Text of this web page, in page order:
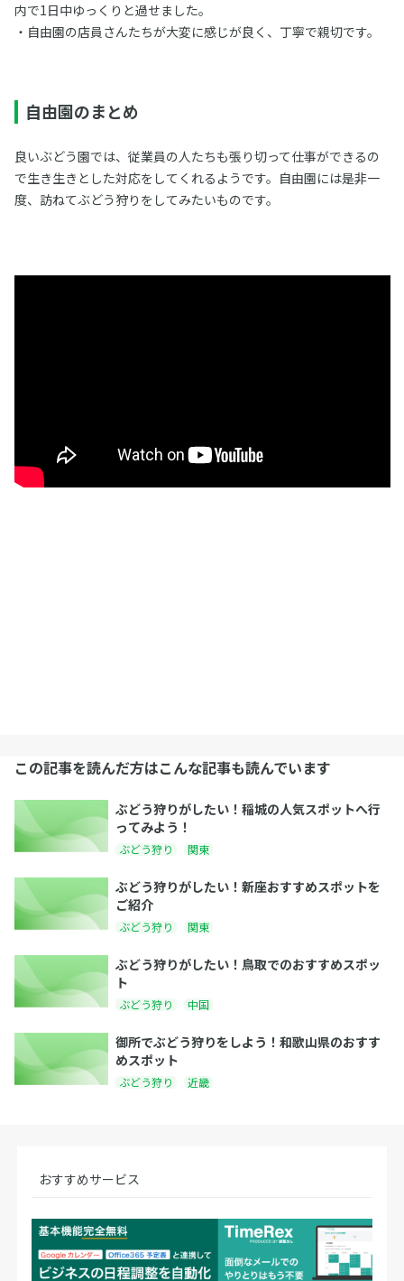
内で1日中ゆっくりと過せました。
・自由園の店員さんたちが大変に感じが良く、丁寧で親切です。
自由園のまとめ
良いぶどう園では、従業員の人たちも張り切って仕事ができるの
で生き生きとした対応をしてくれるようです。自由園には是非一
度、訪ねてぶどう狩りをしてみたいものです。
この記事を読んだ方はこんな記事も読んでいます
ぶどう狩りがしたい！稲城の人気スポットへ行
ってみよう！
ぶどう狩り 関東
ぶどう狩りがしたい！新座おすすめスポットを
ご紹介
ぶどう狩り 関東
ぶどう狩りがしたい！鳥取でのおすすめスポッ
ト
ぶどう狩り 中国
御所でぶどう狩りをしよう！和歌山県のおすす
めスポット
ぶどう狩り 近畿
おすすめサービス